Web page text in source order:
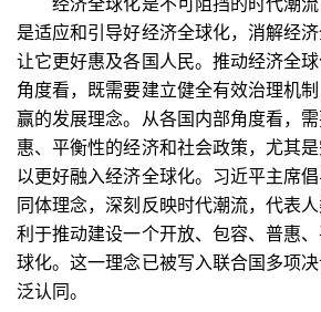
经济全球化是不可阻挡的时代潮流
是适应和引导好经济全球化，消解经济
让它更好惠及各国人民。推动经济全
角度看，既需要建立健全有效治理机
赢的发展理念。从各国内部角度看，
惠、平衡性的经济和社会政策，尤其是
以更好融入经济全球化。习近平主席
同体理念，深刻反映时代潮流，代表
利于推动建设一个开放、包容、普惠
球化。这一理念已被写入联合国多项
泛认同。